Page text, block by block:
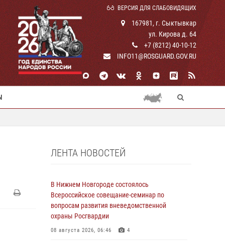
ВЕРСИЯ ДЛЯ СЛАБОВИДЯЩИХ
167981, г. Сыктывкар
ул. Кирова д. 64
+7 (8212) 40-10-12
INFO11@ROSGUARD.GOV.RU
ЛЕНТА НОВОСТЕЙ
В Нижнем Новгороде состоялось
Всероссийское совещание-семинар по
вопросам развития вневедомственной
охраны Росгвардии
08 августа 2026, 06:46 4